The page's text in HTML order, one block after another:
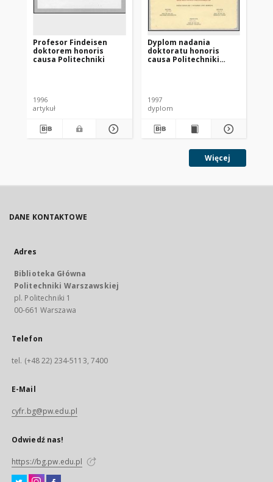
Profesor Findeisen
doktorem honoris
causa Politechniki
1996
artykuł
Dyplom nadania
doktoratu honoris
causa Politechniki
1997
dyplom
Więcej
DANE KONTAKTOWE
Adres
Biblioteka Główna
Politechniki Warszawskiej
pl. Politechniki 1
00-661 Warszawa
Telefon
tel. (+48 22) 234-5113, 7400
E-Mail
cyfr.bg@pw.edu.pl
Odwiedź nas!
https://bg.pw.edu.pl